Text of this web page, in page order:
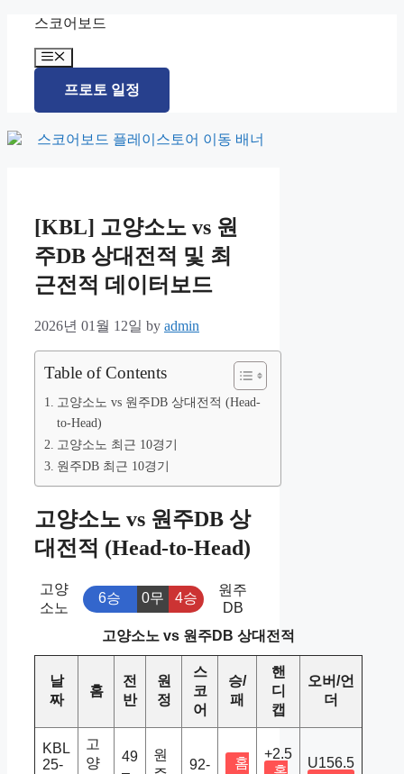
content
스코어보드
Menu
프로토 일정
[KBL] 고양소노 vs 원
주DB 상대전적 및 최
근전적 데이터보드
2026년 01월 12일 by admin
Table of Contents
고양소노 vs 원주DB 상대전적 (Head-
to-Head)
고양소노 최근 10경기
원주DB 최근 10경기
고양소노 vs 원주DB 상
대전적 (Head-to-Head)
고양
소노
6승 0무 4승
원주
DB
고양소노 vs 원주DB 상대전적
날
짜
홈
전
반
원
정
스
코
어
승/
패
핸
디
캡
오버/언
더
KBL
25-
고
양
49
원
92-
홈
+2.5
홈
U156.5